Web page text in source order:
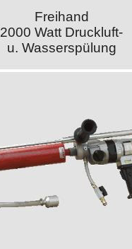
Freihand
2000 Watt Druckluft-
u. Wasserspülung